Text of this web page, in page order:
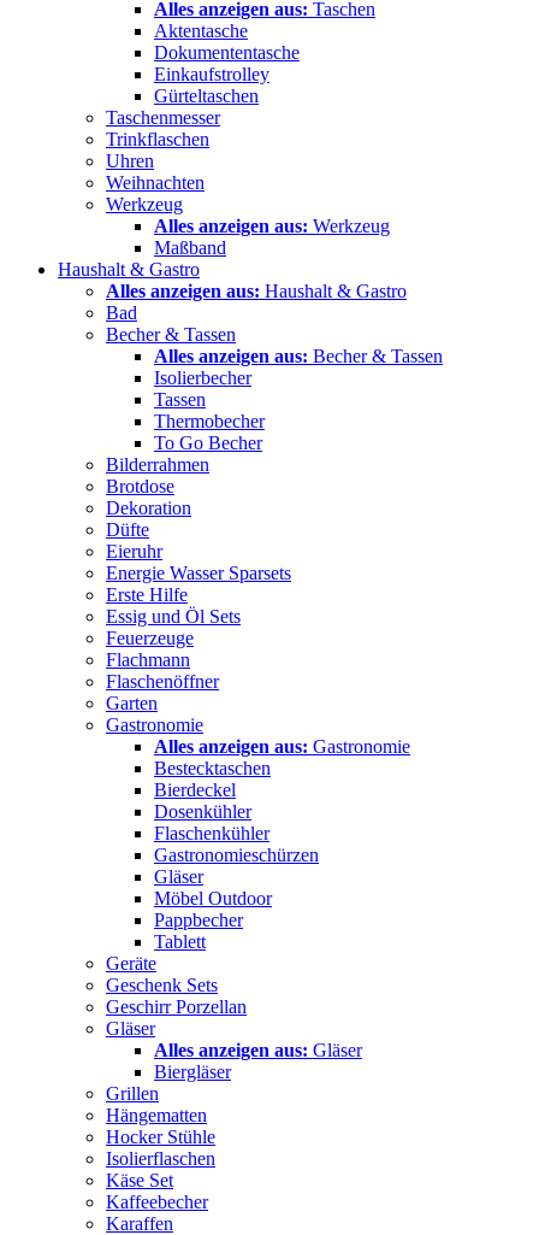
Alles anzeigen aus: Taschen
Aktentasche
Dokumententasche
Einkaufstrolley
Gürteltaschen
Taschenmesser
Trinkflaschen
Uhren
Weihnachten
Werkzeug
Alles anzeigen aus: Werkzeug
Maßband
Haushalt & Gastro
Alles anzeigen aus: Haushalt & Gastro
Bad
Becher & Tassen
Alles anzeigen aus: Becher & Tassen
Isolierbecher
Tassen
Thermobecher
To Go Becher
Bilderrahmen
Brotdose
Dekoration
Düfte
Eieruhr
Energie Wasser Sparsets
Erste Hilfe
Essig und Öl Sets
Feuerzeuge
Flachmann
Flaschenöffner
Garten
Gastronomie
Alles anzeigen aus: Gastronomie
Bestecktaschen
Bierdeckel
Dosenkühler
Flaschenkühler
Gastronomieschürzen
Gläser
Möbel Outdoor
Pappbecher
Tablett
Geräte
Geschenk Sets
Geschirr Porzellan
Gläser
Alles anzeigen aus: Gläser
Biergläser
Grillen
Hängematten
Hocker Stühle
Isolierflaschen
Käse Set
Kaffeebecher
Karaffen